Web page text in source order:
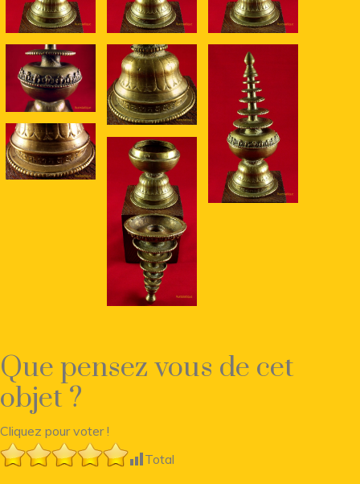
Que pensez vous de cet
objet ?
Cliquez pour voter !
Total